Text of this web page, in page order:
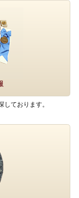
ております。